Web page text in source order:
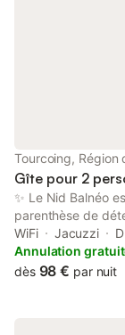
Tourcoing, Région
Gîte pour 2
✨ Le Nid Balnéo
parenthèse de
un moment de
serviettes fournis
& Wifi haut débit
WiFi Jacuzzi
Annulation
dès 98 € par nuit